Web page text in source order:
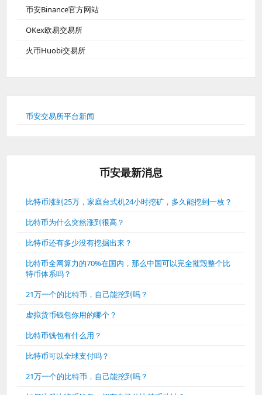
币安Binance官方网站
OKex欧易交易所
火币Huobi交易所
币安交易所平台新闻
币安最新消息
比特币涨到25万，家庭台式机24小时挖矿，多久能挖到一枚？
比特币为什么突然涨到很高？
比特币还有多少没有挖掘出来？
比特币全网算力的70%在国内，那么中国可以完全摧毁整个比
特币体系吗？
21万一个的比特币，自己能挖到吗？
虚拟货币钱包你用的哪个？
比特币钱包有什么用？
比特币可以全球支付吗？
21万一个的比特币，自己能挖到吗？